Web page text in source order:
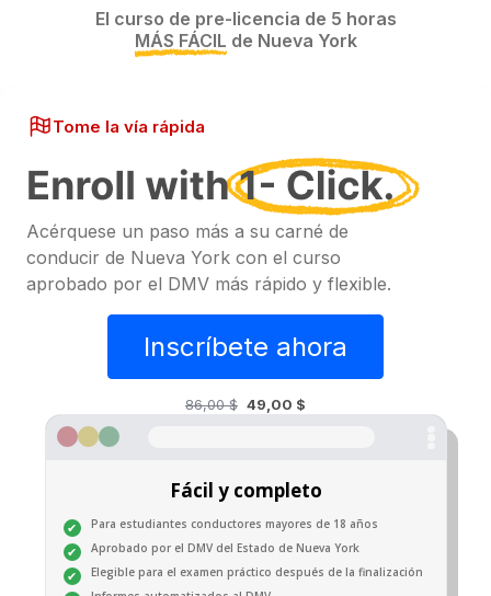
El curso de pre-licencia de 5 horas
MÁS FÁCIL de Nueva York
Tome la vía rápida
Acérquese un paso más a su carné de
conducir de Nueva York con el curso
aprobado por el DMV más rápido y flexible.
Inscríbete ahora
86,00 $ 49,00 $
Fácil y completo
Para estudiantes conductores mayores de 18 años
Aprobado por el DMV del Estado de Nueva York
Elegible para el examen práctico después de la finalización